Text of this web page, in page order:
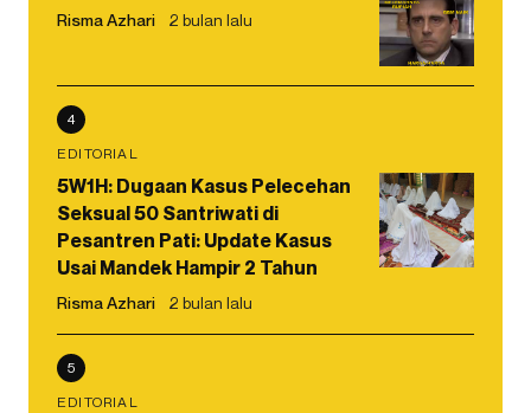
Risma Azhari 2 bulan lalu
4
EDITORIAL
5W1H: Dugaan Kasus Pelecehan
Seksual 50 Santriwati di
Pesantren Pati: Update Kasus
Usai Mandek Hampir 2 Tahun
Risma Azhari 2 bulan lalu
5
EDITORIAL